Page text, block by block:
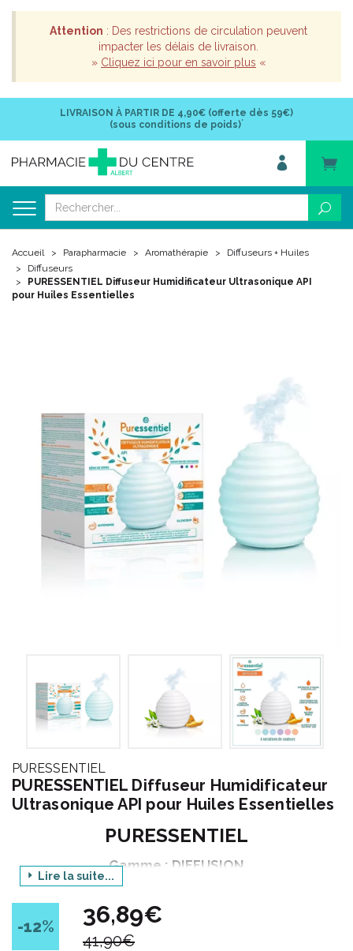
Attention : Des restrictions de circulation peuvent
impacter les délais de livraison.
» Cliquez ici pour en savoir plus «
LIVRAISON À PARTIR DE 4,90€ (offerte dès 59€)
(sous conditions de poids)*
Accueil Parapharmacie Aromathérapie
Diffuseurs + Huiles
Diffuseurs
PURESSENTIEL Diffuseur Humidificateur Ultrasonique API
pour Huiles Essentielles
PURESSENTIEL
PURESSENTIEL Diffuseur Humidificateur
Ultrasonique API pour Huiles Essentielles
PURESSENTIEL
Gamme : DIFFUSION
Produit : DIFFUSEUR HUMIDIFICATEUR
ULTRASONIQUE API
Conditionnement : 1 unité
Lire la suite...
-12% 36,89€
41,90€